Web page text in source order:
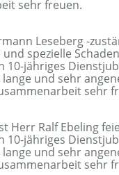
sehr freuen.
Leseberg -
spezielle
10-jähriges
und sehr
sehr
Herr Ralf Ebeling
10-jähriges
und sehr
sehr